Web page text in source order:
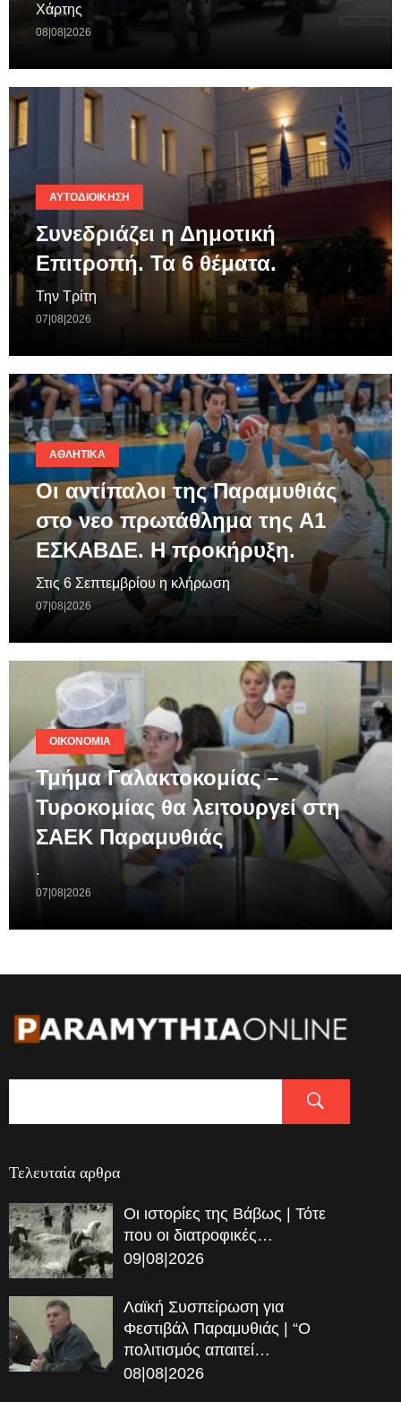
Χάρτης
08|08|2026
ΑΥΤΟΔΙΟΊΚΗΣΗ
Συνεδριάζει η Δημοτική
Επιτροπή. Τα 6 θέματα.
Την Τρίτη
07|08|2026
ΑΘΛΗΤΙΚΆ
Οι αντίπαλοι της Παραμυθιάς
στο νεο πρωτάθλημα της A1
ΕΣΚΑΒΔΕ. Η προκήρυξη.
Στις 6 Σεπτεμβρίου η κλήρωση
07|08|2026
ΟΙΚΟΝΟΜΊΑ
Τμήμα Γαλακτοκομίας –
Τυροκομίας θα λειτουργεί στη
ΣΑΕΚ Παραμυθιάς
.
07|08|2026
Τελευταία αρθρα
Οι ιστορίες της Βάβως | Τότε
που οι διατροφικές…
09|08|2026
Λαϊκή Συσπείρωση για
Φεστιβάλ Παραμυθιάς | “Ο
πολιτισμός απαιτεί…
08|08|2026